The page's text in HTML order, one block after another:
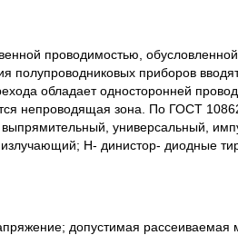
проводимостью,
полупроводниковых приборов
обладает односторонней
непроводящая зона. По ГОСТ
универсальный,
Н- динистор- диодные
допустимая рассеиваемая